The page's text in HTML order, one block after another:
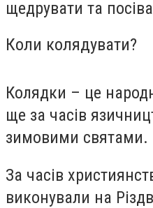
щедрувати та
Коли колядувати?
Колядки – це
ще за часів
зимовими святами.
За часів
виконували на